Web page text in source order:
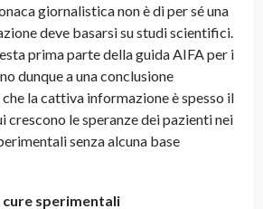
giornalistica non è di per sé una
deve basarsi su studi scientifici.
prima parte della guida AIFA per i
dunque a una conclusione
la cattiva informazione è spesso il
crescono le speranze dei pazienti nei
senza alcuna base
sperimentali